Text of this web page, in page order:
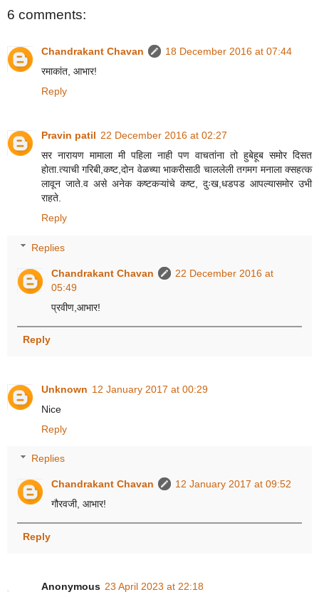
6 comments:
Chandrakant Chavan
18 December 2016 at 07:44
रमाकांत, आभार!
Reply
Pravin patil 22 December 2016 at 02:27
सर नारायण मामाला मी पहिला नाही पण वाचतांना तो हुबेहूब समोर दिसत
होता.त्याची गरिबी,कष्ट,दोन वेळच्या भाकरीसाठी चाललेली तगमग मनाला क्सहत्क
लावून जाते.व असे अनेक कष्टकऱ्यांचे कष्ट, दुःख,धडपड आपल्यासमोर उभी
राहते.
Reply
Replies
Chandrakant Chavan
22 December 2016 at
05:49
प्रवीण,आभार!
Reply
Unknown 12 January 2017 at 00:29
Nice
Reply
Replies
Chandrakant Chavan
12 January 2017 at 09:52
गौरवजी, आभार!
Reply
Anonymous 23 April 2023 at 22:18